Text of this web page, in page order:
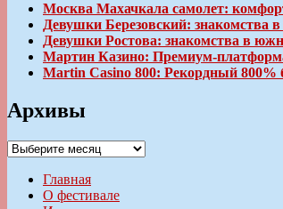
Москва Махачкала самолет:
Девушки Березовский: знакомства
Девушки Ростова: знакомства в
Мартин Казино: Премиум-
Martin Casino 800: Рекордный
Архивы
Архивы
Главная
О фестивале